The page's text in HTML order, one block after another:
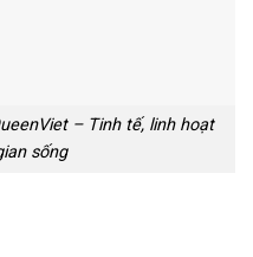
– Tinh tế, linh hoạt
sống